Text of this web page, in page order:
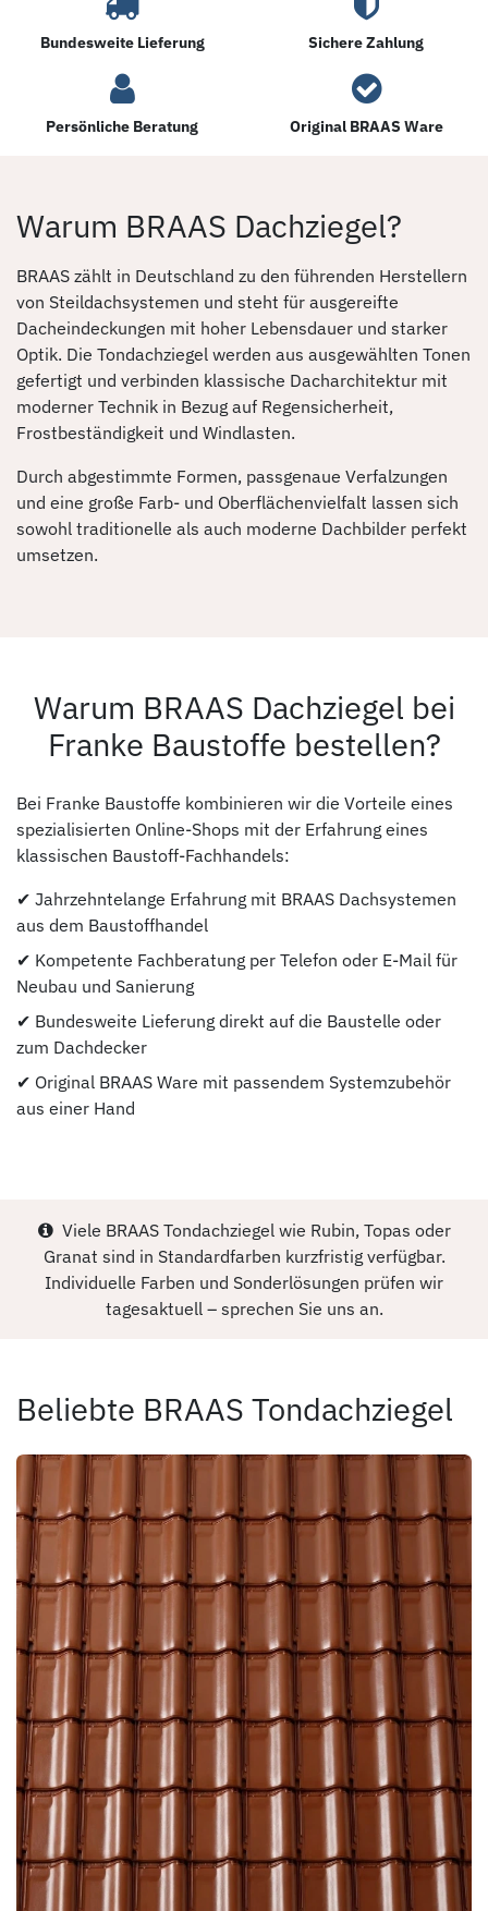
Bundesweite Lieferung Sichere Zahlung
Persönliche Beratung Original BRAAS Ware
Warum BRAAS Dachziegel?
BRAAS zählt in Deutschland zu den führenden Herstellern
von Steildachsystemen und steht für ausgereifte
Dacheindeckungen mit hoher Lebensdauer und starker
Optik. Die Tondachziegel werden aus ausgewählten Tonen
gefertigt und verbinden klassische Dacharchitektur mit
moderner Technik in Bezug auf Regensicherheit,
Frostbeständigkeit und Windlasten.
Durch abgestimmte Formen, passgenaue Verfalzungen
und eine große Farb- und Oberflächenvielfalt lassen sich
sowohl traditionelle als auch moderne Dachbilder perfekt
umsetzen.
Warum BRAAS Dachziegel bei
Franke Baustoffe bestellen?
Bei Franke Baustoffe kombinieren wir die Vorteile eines
spezialisierten Online-Shops mit der Erfahrung eines
klassischen Baustoff-Fachhandels:
✔ Jahrzehntelange Erfahrung mit BRAAS Dachsystemen
aus dem Baustoffhandel
✔ Kompetente Fachberatung per Telefon oder E-Mail für
Neubau und Sanierung
✔ Bundesweite Lieferung direkt auf die Baustelle oder
zum Dachdecker
✔ Original BRAAS Ware mit passendem Systemzubehör
aus einer Hand
Viele BRAAS Tondachziegel wie Rubin, Topas oder
Granat sind in Standardfarben kurzfristig verfügbar.
Individuelle Farben und Sonderlösungen prüfen wir
tagesaktuell – sprechen Sie uns an.
Beliebte BRAAS Tondachziegel